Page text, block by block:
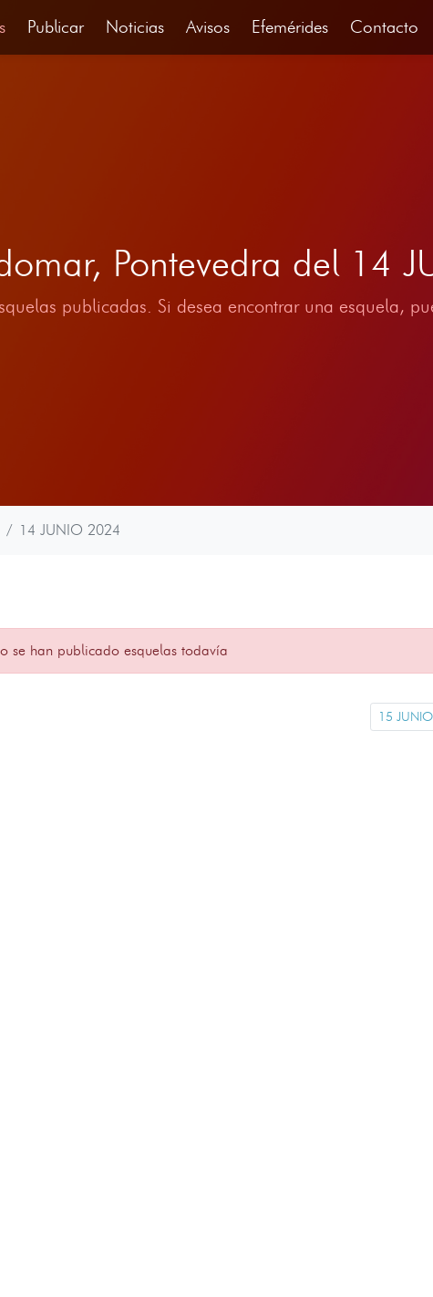
Publicar Noticias Avisos Efemérides Contacto
Pontevedra del 14
publicadas. Si desea encontrar una esquela,
14 JUNIO 2024
se han publicado esquelas todavía
15